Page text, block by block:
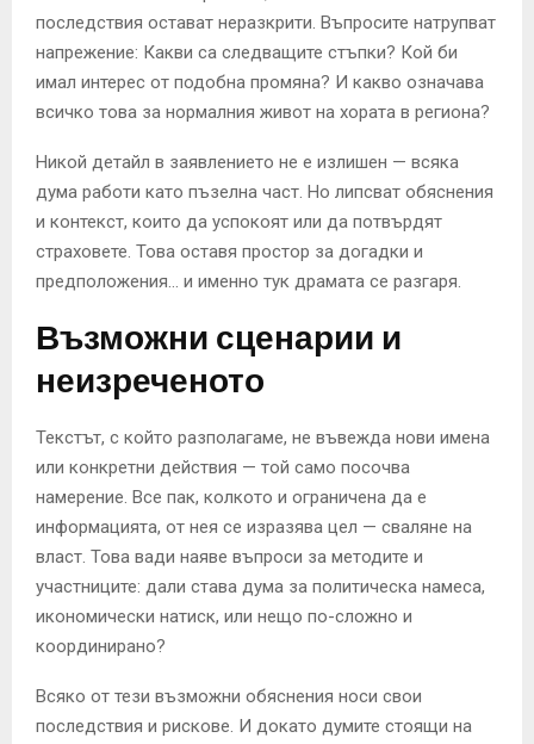
последствия остават неразкрити. Въпросите натрупват
напрежение: Какви са следващите стъпки? Кой би
имал интерес от подобна промяна? И какво означава
всичко това за нормалния живот на хората в региона?
Никой детайл в заявлението не е излишен — всяка
дума работи като пъзелна част. Но липсват обяснения
и контекст, които да успокоят или да потвърдят
страховете. Това оставя простор за догадки и
предположения… и именно тук драмата се разгаря.
Възможни сценарии и
неизреченото
Текстът, с който разполагаме, не въвежда нови имена
или конкретни действия — той само посочва
намерение. Все пак, колкото и ограничена да е
информацията, от нея се изразява цел — сваляне на
власт. Това вади наяве въпроси за методите и
участниците: дали става дума за политическа намеса,
икономически натиск, или нещо по-сложно и
координирано?
Всяко от тези възможни обяснения носи свои
последствия и рискове. И докато думите стоящи на